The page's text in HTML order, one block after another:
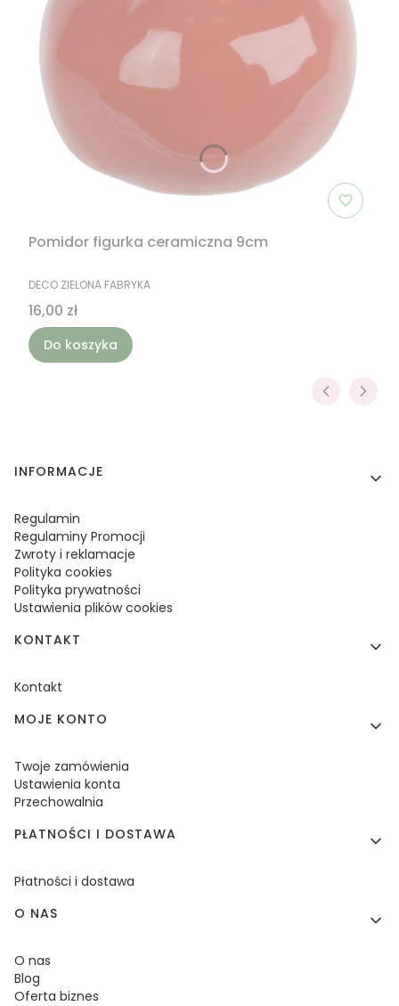
Pomidor figurka ceramiczna 9cm
PRODUCENT
DECO ZIELONA FABRYKA
Cena
16,00 zł
Do koszyka
Linki w stopce
INFORMACJE
Regulamin
Regulaminy Promocji
Zwroty i reklamacje
Polityka cookies
Polityka prywatności
Ustawienia plików cookies
KONTAKT
Kontakt
MOJE KONTO
Twoje zamówienia
Ustawienia konta
Przechowalnia
PŁATNOŚCI I DOSTAWA
Płatności i dostawa
O NAS
O nas
Blog
Oferta biznes